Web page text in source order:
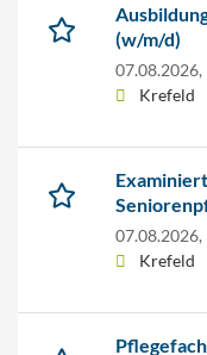
(w/m/d)
07.08.2026,
Krefeld
07.08.2026,
Krefeld